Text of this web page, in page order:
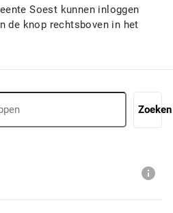
Soest kunnen inloggen
de knop rechtsboven in het
Zoeken
info